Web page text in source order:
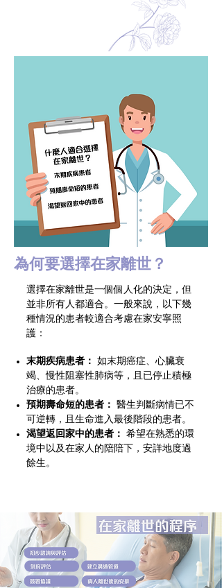
為何要選擇在家離世？
選擇在家離世是一個個人化的決定，但
並非所有人都適合。一般來說，以下幾
種情況的患者較適合考慮在家安寧照
護：
末期疾病患者： 如末期癌症、心臟衰
竭、慢性阻塞性肺病等，且已停止積極
治療的患者。
預期壽命短的患者： 醫生判斷病情已不
可逆轉，且生命進入最後階段的患者。
渴望返回家中的患者： 希望在熟悉的環
境中以及在家人的陪陪下，安詳地度過
餘生。